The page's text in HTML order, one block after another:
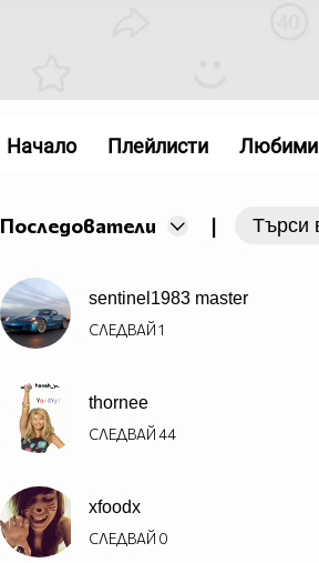
Последователи |
sentinel1983 master
СЛЕДВАЙ1
thornee
СЛЕДВАЙ44
xfoodx
СЛЕДВАЙ 0
Начало Плейлисти Любими